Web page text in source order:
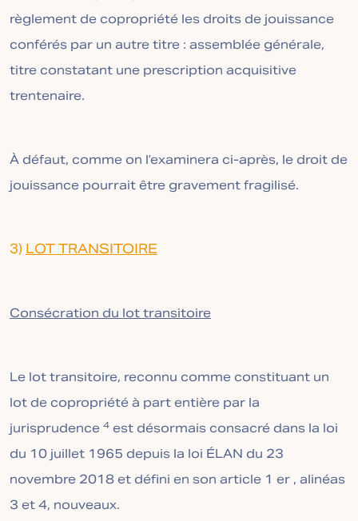
règlement de copropriété les droits de jouissance
conférés par un autre titre : assemblée générale,
titre constatant une prescription acquisitive
trentenaire.
À défaut, comme on l’examinera ci-après, le droit de
jouissance pourrait être gravement fragilisé.
3)LOT TRANSITOIRE
Consécration du lot transitoire
Le lot transitoire, reconnu comme constituant un
lot de copropriété à part entière par la
jurisprudence4est désormais consacré dans la loi
du 10 juillet 1965 depuis la loi ÉLAN du 23
novembre 2018 et défini en son article 1 er , alinéas
3 et 4, nouveaux.